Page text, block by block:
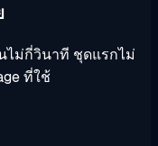
ไม่กี่วินาที ชุดแรกไม่
ที่ใช้